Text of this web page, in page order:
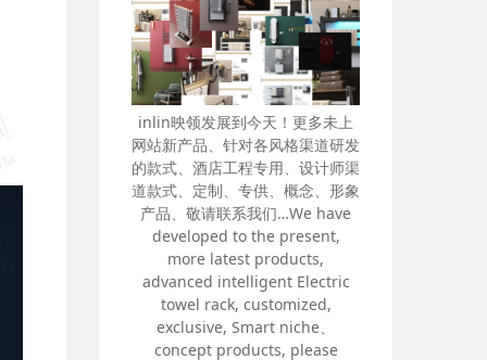
inlin映领发展到今天！更多未上
网站新产品、针对各风格渠道研发
的款式、酒店工程专用、设计师渠
道款式、定制、专供、概念、形象
产品、敬请联系我们…We have
developed to the present,
more latest products,
advanced intelligent Electric